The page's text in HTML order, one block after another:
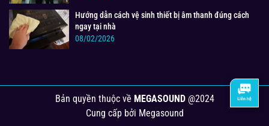
Hướng dẫn cách vệ sinh thiết bị âm thanh đúng cách
ngay tại nhà
08/02/2026
Bản quyền thuộc về MEGASOUND@2024
Cung cấp bởi Megasound